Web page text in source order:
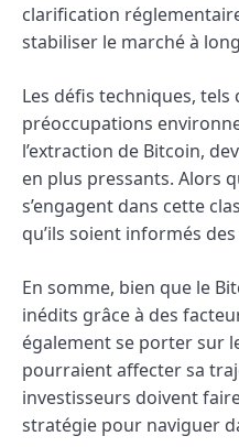
clarification
stabiliser le marché à
Les défis techniques, tels
préoccupations
l’extraction de Bitcoin,
en plus pressants. Alors
s’engagent dans cette
qu’ils soient informés
En somme, bien que le
inédits grâce à des
également se porter sur
pourraient affecter sa
investisseurs doivent
stratégie pour naviguer